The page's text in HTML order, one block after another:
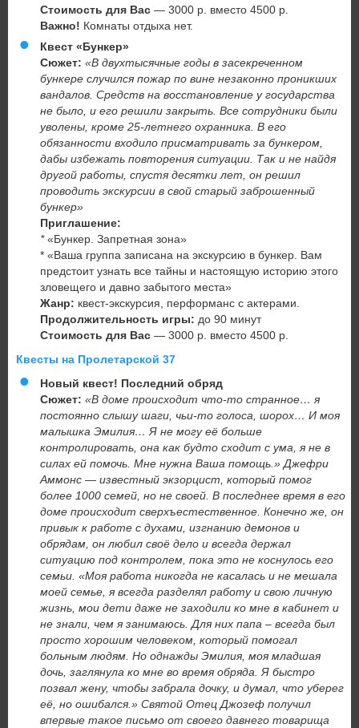
Стоимость для Вас — 3000 р. вместо 4500 р.
Важно! Комнаты отдыха нет.
Квест «Бункер»
Сюжет: «В двухтысячные годы в засекреченном
бункере случился пожар по вине незаконно проникших
вандалов. Средств на восстановление у государства
не было, и его решили закрыть. Все сотрудники были
уволены, кроме 25-летнего охранника. В его
обязанности входило присматривать за бункером,
дабы избежать повторения ситуации. Так и не найдя
другой работы, спустя десятки лет, он решил
проводить экскурсии в свой старый заброшенный
бункер»
Приглашение:
*«Бункер. Запретная зона»
* «Ваша группа записана на экскурсию в бункер. Вам
предстоит узнать все тайны и настоящую историю этого
зловещего и давно забытого места»
Жанр: квест-экскурсия, перформанс с актерами.
Продолжительность игры: до 90 минут
Стоимость для Вас — 3000 р. вместо 4500 р.
Квесты на Пролетарской 37
Новый квест! Последний обряд
Сюжет: «В доме происходит что-то странное… я
постоянно слышу шаги, чьи-то голоса, шорох… И моя
малышка Эмилия… Я не могу её больше
контролировать, она как будто сходит с ума, я не в
силах ей помочь. Мне нужна Ваша помощь.» Джефри
Аммонс — известный экзорцист, который помог
более 1000 семей, но не своей. В последнее время в его
доме происходит сверхъестественное. Конечно же, он
привык к работе с духами, изгнанию демонов и
обрядам, он любил своё дело и всегда держал
ситуацию под контролем, пока это не коснулось его
семьи. «Моя работа никогда не касалась и не мешала
моей семье, я всегда разделял работу и свою личную
жизнь, мои дети даже не заходили ко мне в кабинет и
не знали, чем я занимаюсь. Для них папа – всегда был
просто хорошим человеком, который помогал
больным людям. Но однажды Эмилия, моя младшая
дочь, заглянула ко мне во время обряда. Я быстро
позвал жену, чтобы забрала дочку, и думал, что уберег
её, но ошибался.» Святой Отец Джозеф получил
впервые такое письмо от своего давнего товарища